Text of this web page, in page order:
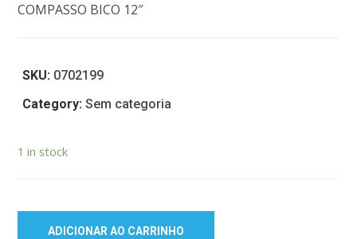
COMPASSO BICO 12″
SKU: 0702199
Category:Sem categoria
1 in stock
ADICIONAR AO CARRINHO